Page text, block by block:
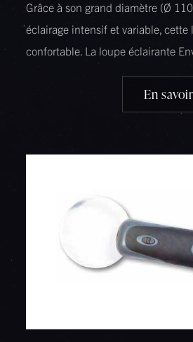
Grâce à son grand diamètre (Ø
éclairage intensif et variable, cette
confortable. La loupe éclairante
En